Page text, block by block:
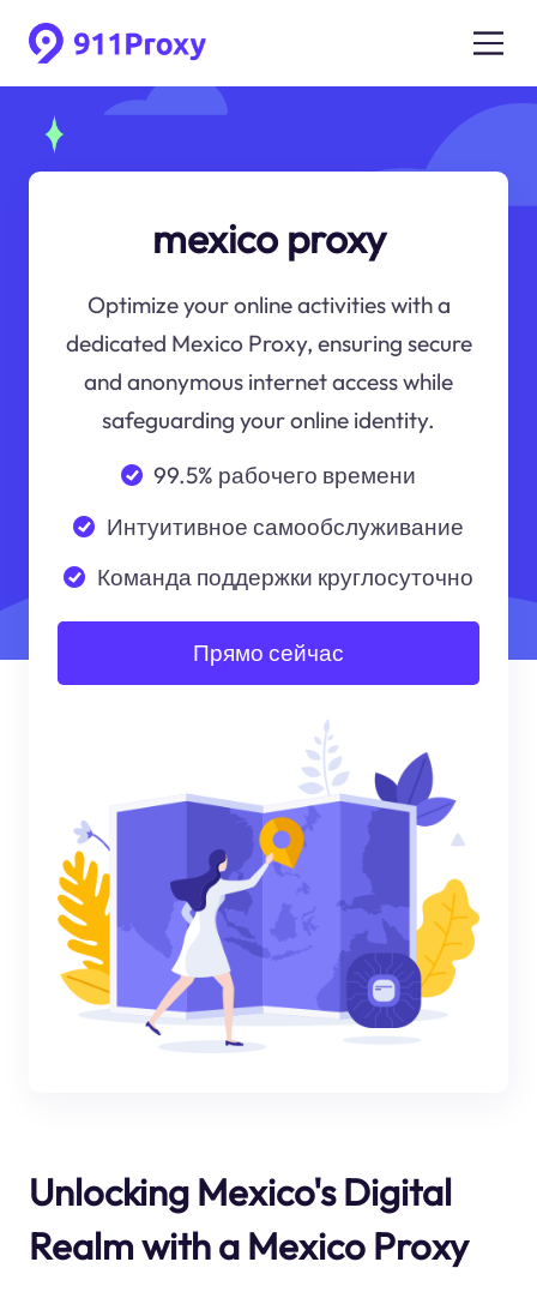
mexico proxy
Optimize your online activities with a
dedicated Mexico Proxy, ensuring secure
and anonymous internet access while
safeguarding your online identity.
99.5% рабочего времени
Интуитивное самообслуживание
Команда поддержки круглосуточно
Прямо сейчас
Unlocking Mexico's Digital
Realm with a Mexico Proxy